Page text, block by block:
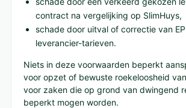
contract na vergelijking op SlimHuys,
schade door uitval of correctie van
leverancier-tarieven.
Niets in deze voorwaarden beperkt
voor opzet of bewuste roekeloosheid
voor zaken die op grond van dwingend
beperkt mogen worden.